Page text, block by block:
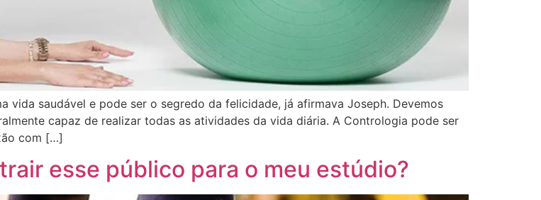
saudável e pode ser o segredo da felicidade, já afirmava Joseph. Devemos
capaz de realizar todas as atividades da vida diária. A Contrologia pode ser
com […]
esse público para o meu estúdio?